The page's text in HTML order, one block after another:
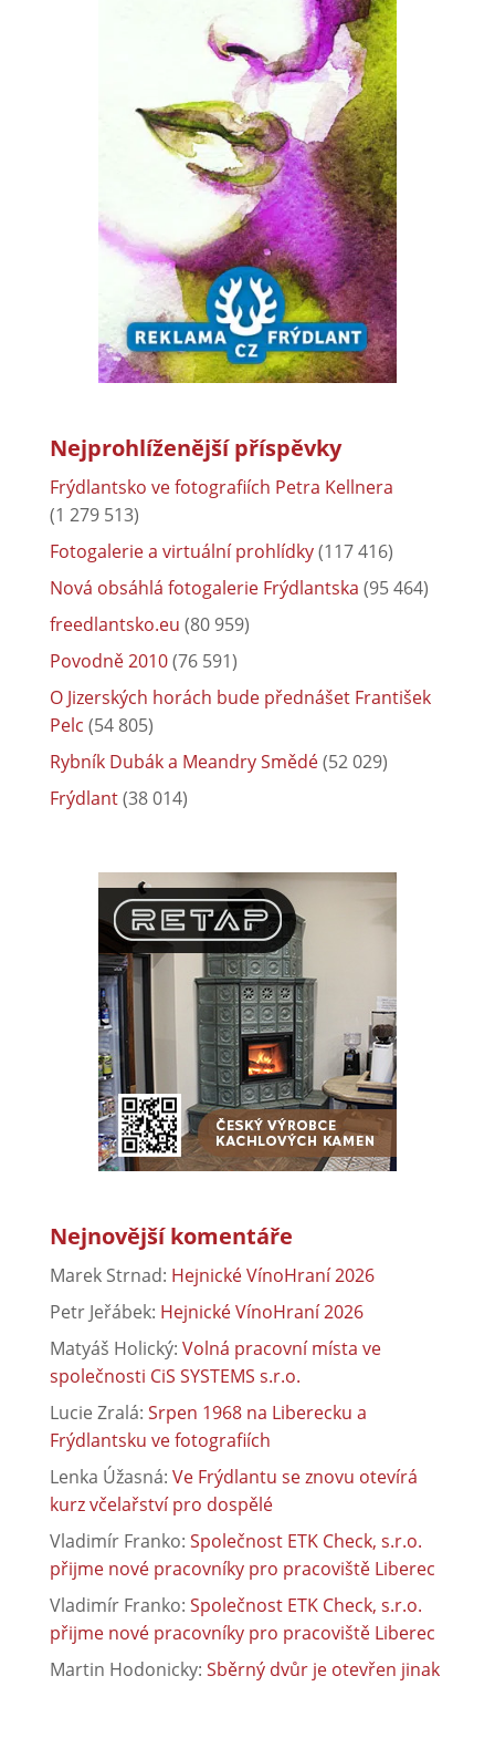
Nejprohlíženější příspěvky
Frýdlantsko ve fotografiích Petra Kellnera
(1 279 513)
Fotogalerie a virtuální prohlídky(117 416)
Nová obsáhlá fotogalerie Frýdlantska (95 464)
freedlantsko.eu (80 959)
Povodně 2010(76 591)
O Jizerských horách bude přednášet František
Pelc (54 805)
Rybník Dubák a Meandry Smědé(52 029)
Frýdlant(38 014)
Nejnovější komentáře
Marek Strnad: Hejnické VínoHraní 2026
Petr Jeřábek: Hejnické VínoHraní 2026
Matyáš Holický: Volná pracovní místa ve
společnosti CiS SYSTEMS s.r.o.
Lucie Zralá: Srpen 1968 na Liberecku a
Frýdlantsku ve fotografiích
Lenka Úžasná: Ve Frýdlantu se znovu otevírá
kurz včelařství pro dospělé
Vladimír Franko: Společnost ETK Check, s.r.o.
přijme nové pracovníky pro pracoviště Liberec
Vladimír Franko: Společnost ETK Check, s.r.o.
přijme nové pracovníky pro pracoviště Liberec
Martin Hodonicky: Sběrný dvůr je otevřen jinak